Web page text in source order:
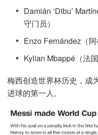
Damián ‘Dibu’
守门员）
Enzo Fernández（
Kylian Mbappé（法
梅西创造世界杯历史，成
进球的第一人。